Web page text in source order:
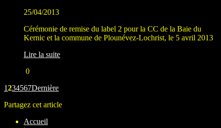
25/04/2013
Cérémonie de remise du label 2 pour la CC de la Baie du
Kernic et la commune de Plounévez-Lochrist, le 5 avril 2013
Lire la suite
0
1234567Dernière
Partagez cet article
Accueil